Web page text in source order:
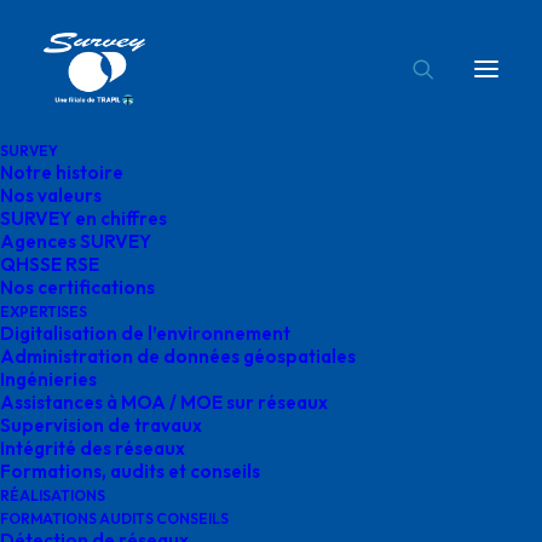
SURVEY
Notre histoire
Nos valeurs
SURVEY en chiffres
Agences SURVEY
QHSSE RSE
Nos certifications
EXPERTISES
Digitalisation de l’environnement
Administration de données géospatiales
Ingénieries
Assistances à MOA / MOE sur réseaux
Supervision de travaux
Intégrité des réseaux
Formations, audits et conseils
RÉALISATIONS
FORMATIONS AUDITS CONSEILS
formations survey protection cathodique
Accueil
formations survey
protection cathodique